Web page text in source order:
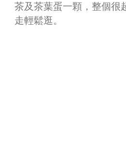
茶及茶葉蛋一顆，整個很
走輕鬆逛。